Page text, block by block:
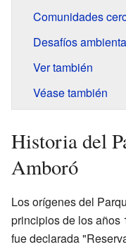
Comunidades
Desafíos
Ver también
Véase también
Historia del
Amboró
Los orígenes del
principios de los años
fue declarada